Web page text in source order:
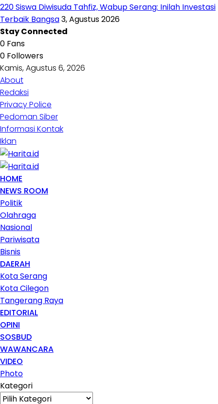
220 Siswa Diwisuda Tahfiz, Wabup Serang: Inilah Investasi
Terbaik Bangsa3, Agustus 2026
Stay Connected
0 Fans
0 Followers
Kamis, Agustus 6, 2026
About
Redaksi
Privacy Police
Pedoman Siber
Informasi Kontak
Iklan
HOME
NEWS ROOM
Politik
Olahraga
Nasional
Pariwisata
Bisnis
DAERAH
Kota Serang
Kota Cilegon
Tangerang Raya
EDITORIAL
OPINI
SOSBUD
WAWANCARA
VIDEO
Photo
Kategori
Kategori